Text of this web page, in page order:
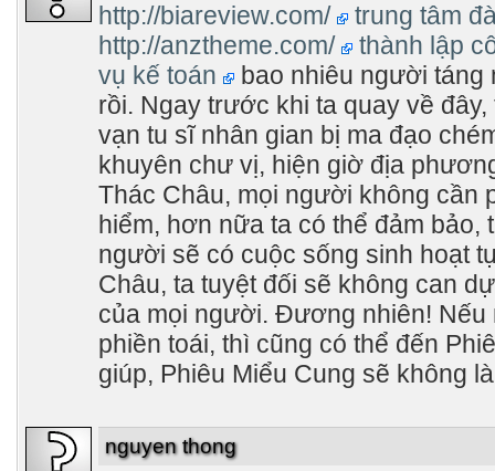
http://biareview.com/
trung tâm
http://anztheme.com/
thành lập
vụ kế toán
bao nhiêu người
rồi. Ngay trước khi ta quay về
vạn tu sĩ nhân gian bị ma đạo
khuyên chư vị, hiện giờ địa
Thác Châu, mọi người không cần
hiểm, hơn nữa ta có thể đảm bảo,
người sẽ có cuộc sống sinh hoạt
Châu, ta tuyệt đối sẽ không can
của mọi người. Đương nhiên!
phiền toái, thì cũng có thể đến
giúp, Phiêu Miểu Cung sẽ không
nguyen thong